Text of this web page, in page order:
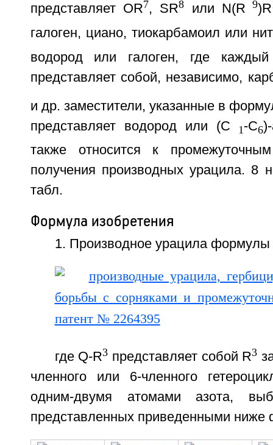
представляет OR7, SR8 или N(R 9)R
галоген, циано, тиокарбамоил или
водород или галоген, где
представляет собой, независимо,
и др. заместители, указанные в
представляет водород или (С 1 -С6
также относится к
получения производных урацила.
табл.
Формула изобретения
1. Производное урацила формулы
где Q-R3 представляет собой R3
членного или 6-членного
одним-двумя атомами азота,
представленных приведенными ниже